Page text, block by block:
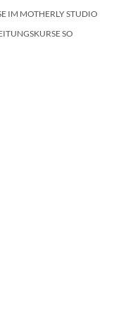
IM MOTHERLY STUDIO
SO